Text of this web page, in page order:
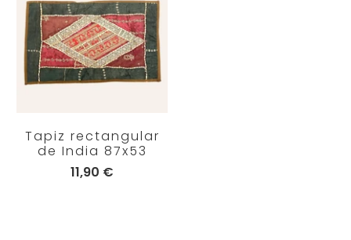
Tapiz rectangular
de India 87x53
11,90 €